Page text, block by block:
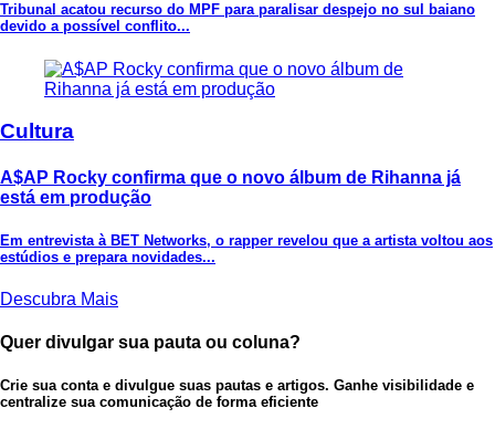
Tribunal acatou recurso do MPF para paralisar despejo no sul baiano
devido a possível conflito...
Cultura
A$AP Rocky confirma que o novo álbum de Rihanna já
está em produção
Em entrevista à BET Networks, o rapper revelou que a artista voltou aos
estúdios e prepara novidades...
Descubra Mais
Quer divulgar sua pauta ou coluna?
Crie sua conta e divulgue suas pautas e artigos. Ganhe visibilidade e
centralize sua comunicação de forma eficiente